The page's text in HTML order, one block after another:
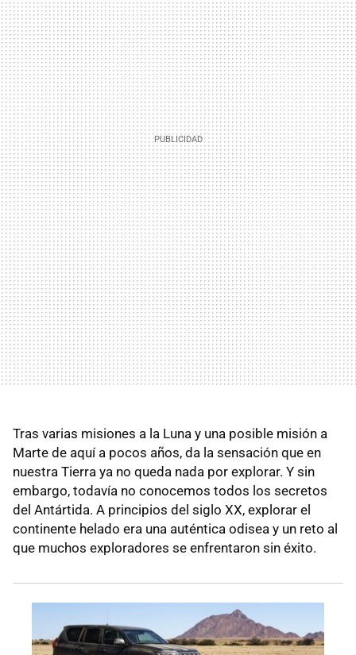
Tras varias misiones a la Luna y una posible misión a
Marte de aquí a pocos años, da la sensación que en
nuestra Tierra ya no queda nada por explorar. Y sin
embargo, todavía no conocemos todos los secretos
del Antártida. A principios del siglo XX, explorar el
continente helado era una auténtica odisea y un reto al
que muchos exploradores se enfrentaron sin éxito.